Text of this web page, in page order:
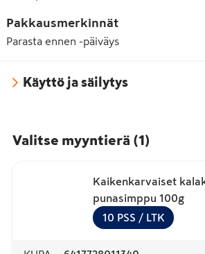
Pakkausmerkinnät
Parasta ennen -päiväys
Käyttö ja säilytys
Valitse myyntierä (1)
Kaikenkarvaiset
punasimppu 100g
10 PSS / LTK